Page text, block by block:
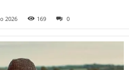
2026 169 0